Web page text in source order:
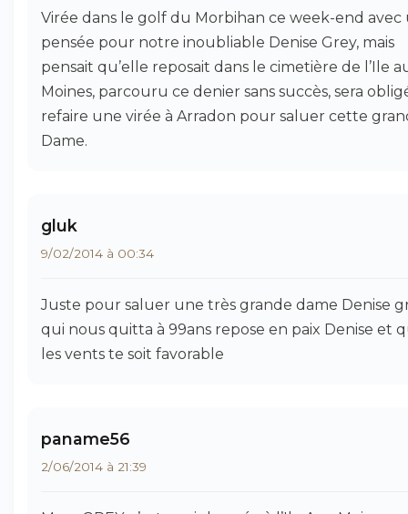
Virée dans le golf du Morbihan ce week-end avec
pensée pour notre inoubliable Denise Grey, mais
pensait qu’elle reposait dans le cimetière de l’Ile
Moines, parcouru ce denier sans succès, sera
refaire une virée à Arradon pour saluer cette
Dame.
gluk
9/02/2014 à 00:34
Juste pour saluer une très grande dame Denise
qui nous quitta à 99ans repose en paix Denise et
les vents te soit favorable
paname56
2/06/2014 à 21:39